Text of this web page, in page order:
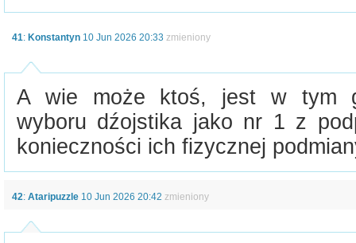
41: Konstantyn 10 Jun 2026 20:33 zmieniony
A wie może ktoś, jest w tym
wyboru dźojstika jako nr 1 z
konieczności ich fizycznej
42: Ataripuzzle 10 Jun 2026 20:42 zmieniony